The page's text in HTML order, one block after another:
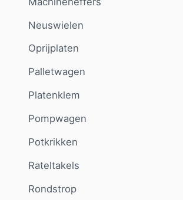
Neuswielen
Oprijplaten
Palletwagen
Platenklem
Pompwagen
Potkrikken
Rateltakels
Rondstrop